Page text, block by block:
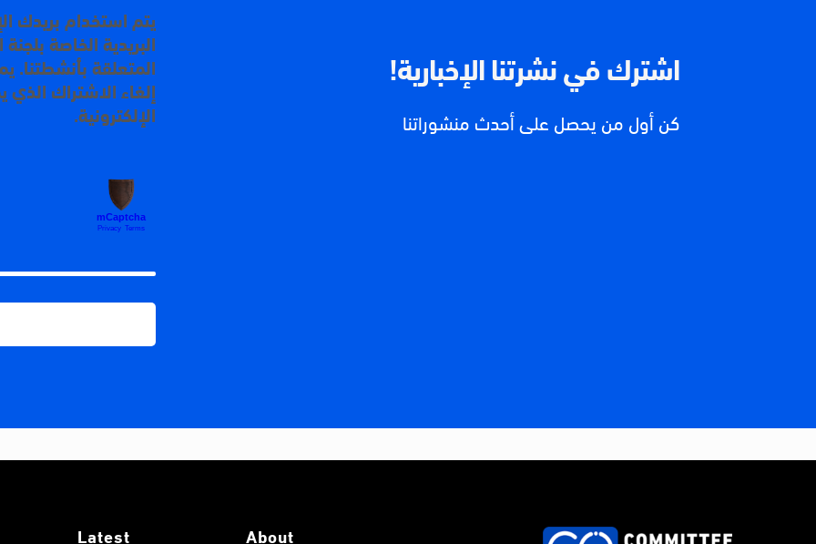
اشترك في نشرتنا الإخبارية!
كن أول من يحصل على أحدث منشوراتنا
يتم استخدام بريدك
البريدية الخاصة
المتعلقة
إلغاء الاشتراك
الإلكترونية.
About
Latest